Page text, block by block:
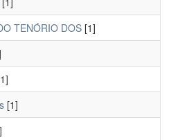
TENÓRIO DOS [1]
[1]